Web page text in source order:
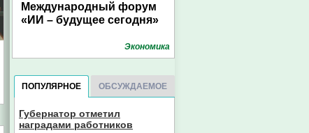
Международный форум
«ИИ – будущее сегодня»
Экономика
ПОПУЛЯРНОЕ ОБСУЖДАЕМОЕ
Губернатор отметил
наградами работников